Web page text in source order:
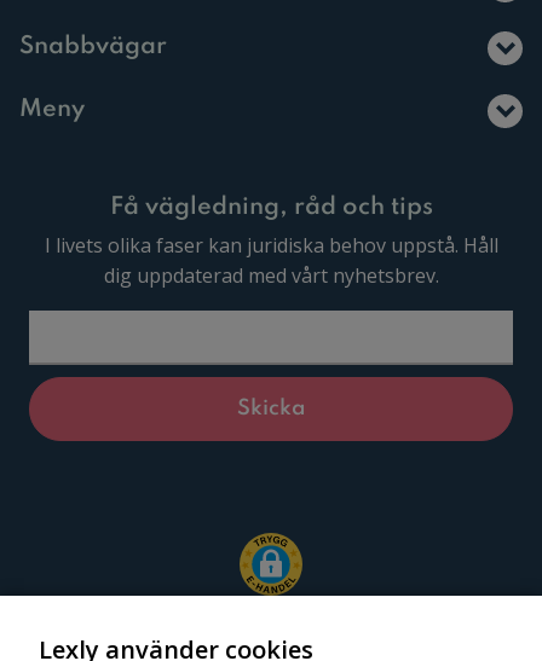
Snabbvägar
Meny
Få vägledning, råd och tips
I livets olika faser kan juridiska behov uppstå. Håll
dig uppdaterad med vårt nyhetsbrev.
Lexly använder cookies